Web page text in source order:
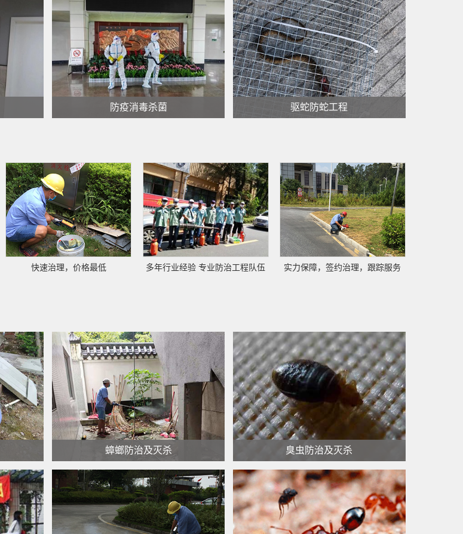
查看更多 >
外围环境消杀蚊蝇
查看更多 >
防疫消毒杀菌
查看更多 >
驱蛇防蛇工程
查看更多 >
快速治理，价格最低 多年行业经验 专业防治工程队伍 实力保障，签约治理，跟踪服务
蟑螂防治及灭杀
蟑螂防治及灭杀
查看更多 >
臭虫防治及灭杀
臭虫防治及灭杀
查看更多 >